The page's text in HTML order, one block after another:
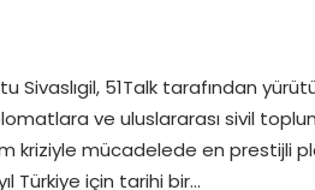
Sivaslıgil, 51Talk tarafından
ve uluslararası sivil
kriziyle mücadelede en prestijli
Türkiye için tarihi bir…